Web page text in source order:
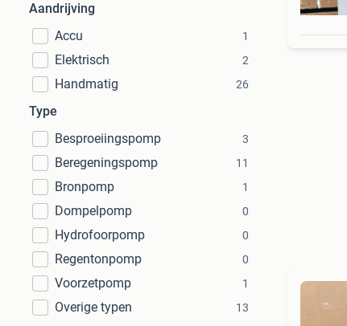
Aandrijving
Accu
1
Elektrisch 2
Handmatig 26
Type
Besproeiingspomp
3
Beregeningspomp 11
Bronpomp 1
Dompelpomp 0
Hydrofoorpomp 0
Regentonpomp 0
Voorzetpomp 1
Overige typen 13